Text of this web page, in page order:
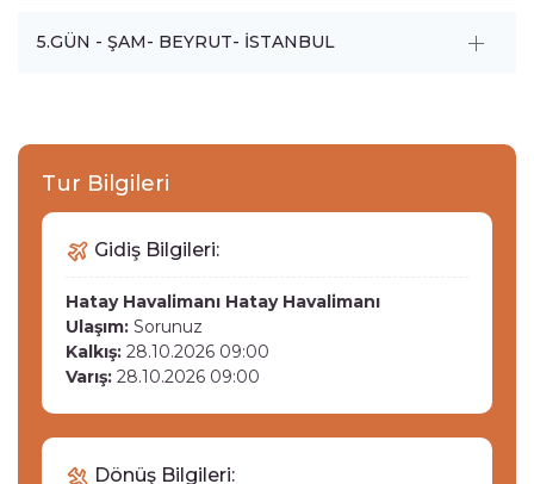
5.GÜN - ŞAM- BEYRUT- İSTANBUL
Tur Bilgileri
Gidiş Bilgileri:
Hatay Havalimanı Hatay Havalimanı
Ulaşım: Sorunuz
Kalkış: 28.10.2026 09:00
Varış: 28.10.2026 09:00
Dönüş Bilgileri: